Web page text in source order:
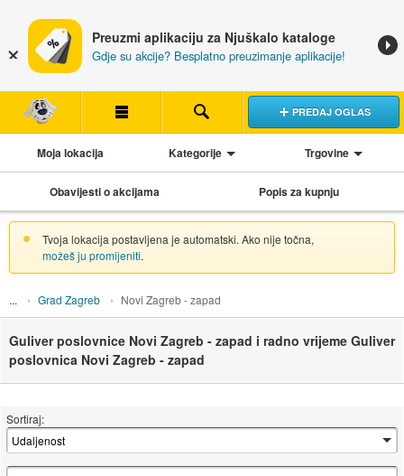
Preuzmi aplikaciju za Njuškalo kataloge
Gdje su akcije? Besplatno preuzimanje aplikacije!
PREDAJ OGLAS
Moja lokacija Kategorije Trgovine
Obavijesti o akcijama Popis za kupnju
Tvoja lokacija postavljena je automatski. Ako nije točna,
možeš ju promijeniti.
Grad Zagreb Novi Zagreb - zapad
Guliver poslovnice Novi Zagreb - zapad i radno vrijeme Guliver
poslovnica Novi Zagreb - zapad
Sortiraj: